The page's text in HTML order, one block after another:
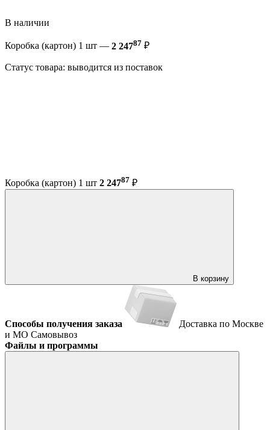
В наличии
Коробка (картон) 1 шт — 2 24787 ₽
Статус товара: выводится из поставок
Коробка (картон) 1 шт 2 24787 ₽
В корзину
Способы получения заказа
Доставка по Москве
и МО Самовывоз
Файлы и программы